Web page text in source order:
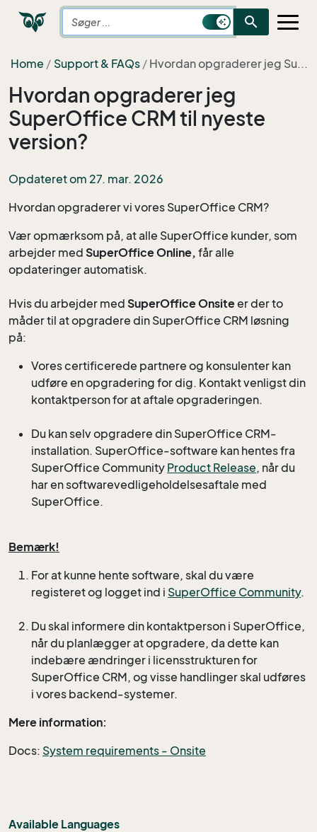
search
Home Support & FAQs Hvordan opgraderer jeg Su...
Hvordan opgraderer jeg
SuperOffice CRM til nyeste
version?
Opdateret om 27. mar. 2026
Hvordan opgraderer vi vores SuperOffice CRM?
Vær opmærksom på, at alle SuperOffice kunder, som
arbejder med SuperOffice Online, får alle
opdateringer automatisk.
Hvis du arbejder med SuperOffice Onsiteer der to
måder til at opgradere din SuperOffice CRM løsning
på:
Vores certificerede partnere og konsulenter kan
udføre en opgradering for dig. Kontakt venligst din
kontaktperson for at aftale opgraderingen.
Du kan selv opgradere din SuperOffice CRM-
installation. SuperOffice-software kan hentes fra
SuperOffice Community Product Release, når du
har en softwarevedligeholdelsesaftale med
SuperOffice.​
Bemærk!
For at kunne hente software, skal du være
registeret og logget ind i SuperOffice Community.
Du skal informere din kontaktperson i SuperOffice,
når du planlægger at opgradere, da dette kan
indebære ændringer i licensstrukturen for
SuperOffice CRM, og visse handlinger skal udføres
i vores backend-systemer.
​Mere information:
Docs: System requirements - Onsite
Available Languages